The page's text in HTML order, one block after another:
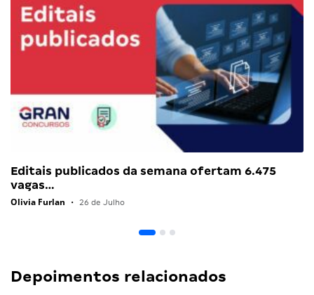
Editais publicados da semana ofertam 6.475
vagas…
Olivia Furlan • 26 de Julho
Depoimentos relacionados